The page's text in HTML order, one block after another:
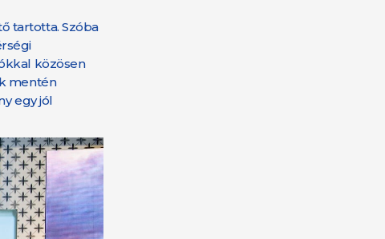
tartotta. Szóba
közösen
mentén
egy jól